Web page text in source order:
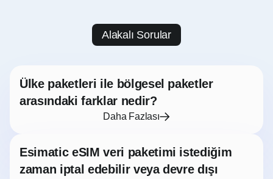
Alakalı Sorular
Ülke paketleri ile bölgesel paketler
arasındaki farklar nedir?
Daha Fazlası
Esimatic eSIM veri paketimi istediğim
zaman iptal edebilir veya devre dışı